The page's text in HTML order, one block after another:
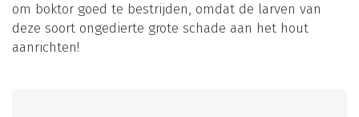
om boktor goed te bestrijden, omdat de larven van
deze soort ongedierte grote schade aan het hout
aanrichten!